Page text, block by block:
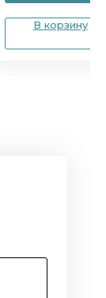
В корзину